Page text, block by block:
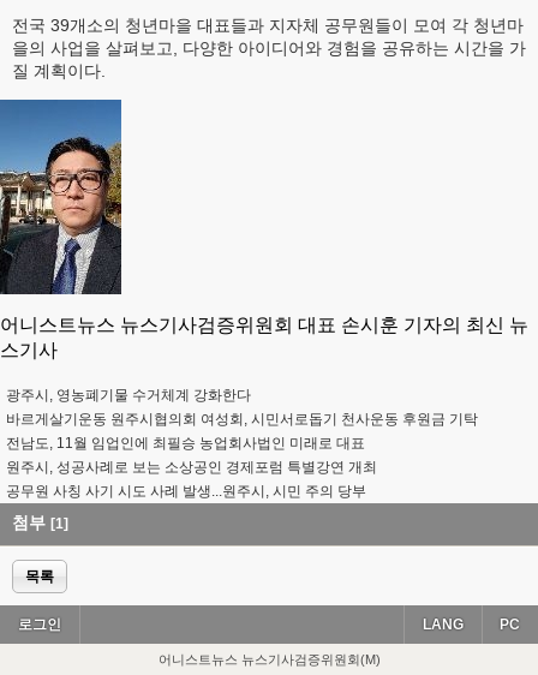
전국 39개소의 청년마을 대표들과 지자체 공무원들이 모여 각 청년마
을의 사업을 살펴보고, 다양한 아이디어와 경험을 공유하는 시간을 가
질 계획이다.
어니스트뉴스 뉴스기사검증위원회 대표 손시훈 기자의 최신 뉴
스기사
광주시, 영농폐기물 수거체계 강화한다
바르게살기운동 원주시협의회 여성회, 시민서로돕기 천사운동 후원금 기탁
전남도, 11월 임업인에 최필승 농업회사법인 미래로 대표
원주시, 성공사례로 보는 소상공인 경제포럼 특별강연 개최
공무원 사칭 사기 시도 사례 발생...원주시, 시민 주의 당부
첨부 [1]
목록
로그인 PC
LANG
어니스트뉴스 뉴스기사검증위원회(M)